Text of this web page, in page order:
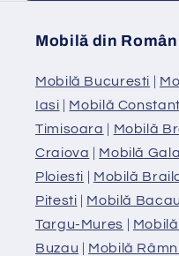
Mobilă din
Mobilă Bucuresti |
Iasi | Mobilă
Timisoara | Mobilă
Craiova | Mobilă
Ploiesti | Mobilă
Pitesti | Mobilă Bacau
Targu-Mures |
Buzau | Mobilă